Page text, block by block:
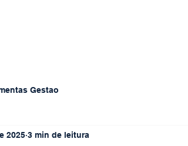
Gestao
2025 3 min de leitura